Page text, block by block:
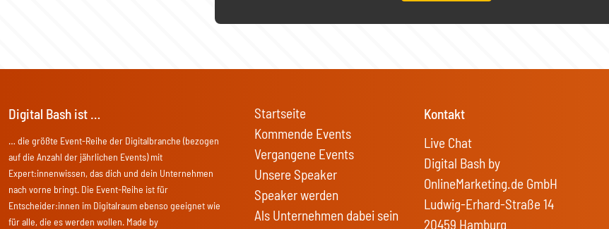
Digital Bash ist …
… die größte Event-Reihe der Digitalbranche (bezogen
auf die Anzahl der jährlichen Events) mit
Expert:innenwissen, das dich und dein Unternehmen
nach vorne bringt. Die Event-Reihe ist für
Entscheider:innen im Digitalraum ebenso geeignet wie
für alle, die es werden wollen. Made by
Startseite
Kommende Events
Vergangene Events
Unsere Speaker
Speaker werden
Als Unternehmen dabei sein
Kontakt
Live Chat
Digital Bash by
OnlineMarketing.de GmbH
Ludwig-Erhard-Straße 14
20459 Hamburg